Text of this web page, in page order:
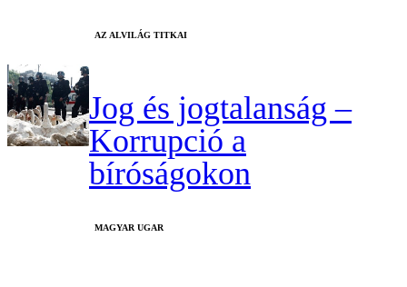
AZ ALVILÁG TITKAI
Jog és jogtalanság –
Korrupció a
bíróságokon
MAGYAR UGAR